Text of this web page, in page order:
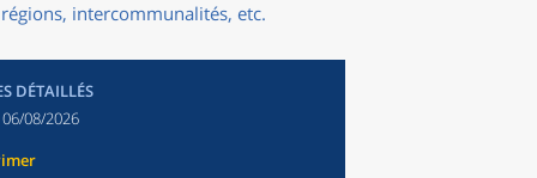
intercommunalités, etc.
DÉTAILLÉS
06/08/2026